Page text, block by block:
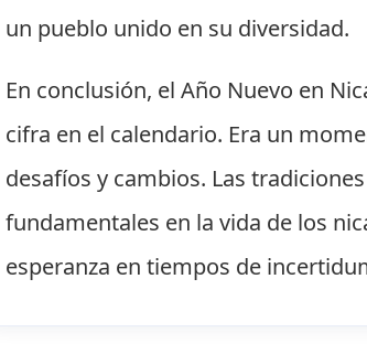
un pueblo unido en su diversidad.
En conclusión, el Año Nuevo en
cifra en el calendario. Era un
desafíos y cambios. Las
fundamentales en la vida de los
esperanza en tiempos de